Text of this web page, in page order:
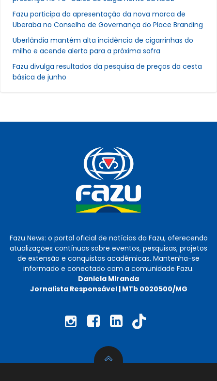
Fazu participa da apresentação da nova marca de
Uberaba no Conselho de Governança do Place Branding
Uberlândia mantém alta incidência de cigarrinhas do
milho e acende alerta para a próxima safra
Fazu divulga resultados da pesquisa de preços da cesta
básica de junho
Fazu News: o portal oficial de notícias da Fazu, oferecendo
atualizações contínuas sobre eventos, pesquisas, projetos
de extensão e conquistas acadêmicas. Mantenha-se
informado e conectado com a comunidade Fazu.
Daniela Miranda
Jornalista Responsável | MTb 0020500/MG